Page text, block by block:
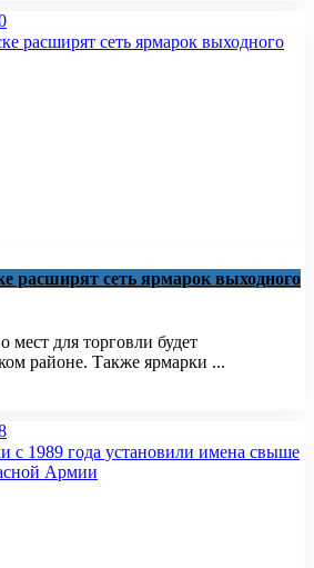
расширят сеть ярмарок выходного
мест для торговли будет
районе. Также ярмарки ...